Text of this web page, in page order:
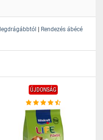
| Rendezés ábécé
ÚJDONSÁG